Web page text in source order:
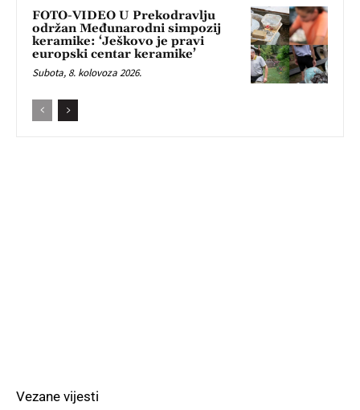
FOTO-VIDEO U Prekodravlju
održan Međunarodni simpozij
keramike: ‘Ješkovo je pravi
europski centar keramike’
Subota, 8. kolovoza 2026.
Vezane vijesti